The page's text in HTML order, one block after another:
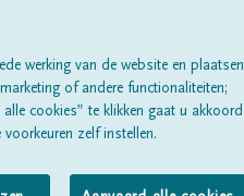
werking van de website en plaatsen
of andere functionaliteiten;
cookies” te klikken gaat u akkoord
zelf instellen.